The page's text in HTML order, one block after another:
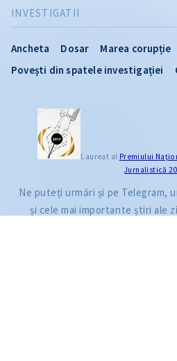
INVESTIGATII
Ancheta Dosar
Marea corupție
Povești din spatele investigației
Laureat al Premiului
Jurnalistică
Ne puteți urmări și pe Telegram,
și cele mai importante știri ale
CITEȘTE